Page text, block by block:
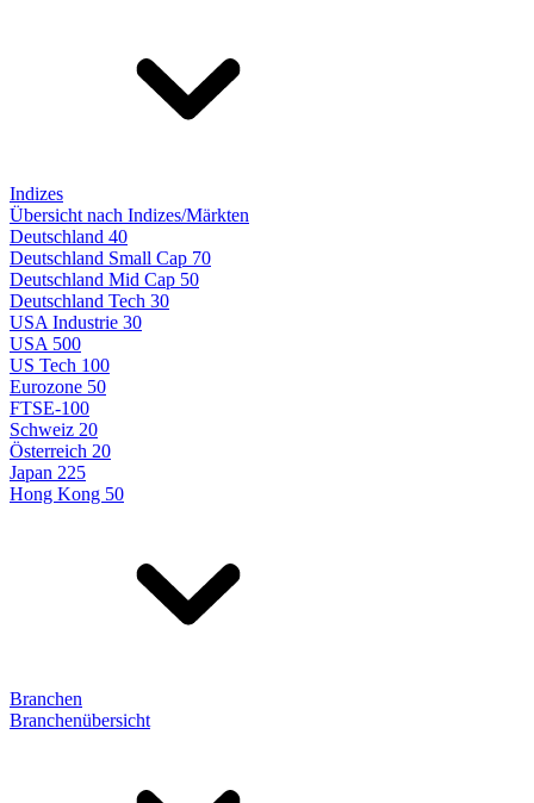
Indizes
Übersicht nach Indizes/Märkten
Deutschland 40
Deutschland Small Cap 70
Deutschland Mid Cap 50
Deutschland Tech 30
USA Industrie 30
USA 500
US Tech 100
Eurozone 50
FTSE-100
Schweiz 20
Österreich 20
Japan 225
Hong Kong 50
Branchen
Branchenübersicht